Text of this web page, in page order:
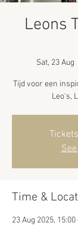
Leons
Sat, 23 Aug
Tijd voor een
Leo's,
Time &
23 Aug 2025, 15:00